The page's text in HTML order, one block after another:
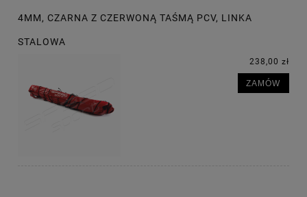
4MM, CZARNA Z CZERWONĄ TAŚMĄ PCV, LINKA
STALOWA
238,00 zł
ZAMÓW